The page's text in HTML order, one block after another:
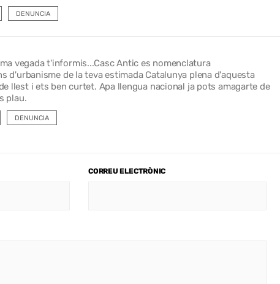
DENUNCIA
vegada t'informis...Casc Antic es nomenclatura
d'urbanisme de la teva estimada Catalunya plena d'aquesta
llest i ets ben curtet. Apa llengua nacional ja pots amagarte de
plau.
DENUNCIA
CORREU ELECTRÒNIC